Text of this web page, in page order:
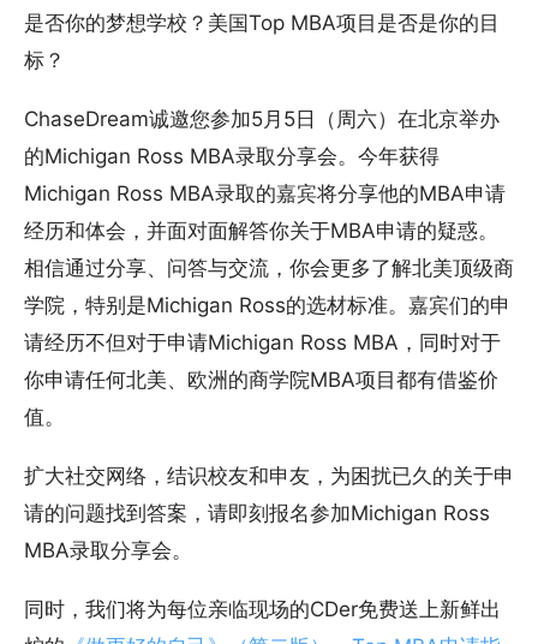
是否你的梦想学校？美国Top MBA项目是否是你的目
标？
ChaseDream诚邀您参加5月5日（周六）在北京举办
的Michigan Ross MBA录取分享会。今年获得
Michigan Ross MBA录取的嘉宾将分享他的MBA申请
经历和体会，并面对面解答你关于MBA申请的疑惑。
相信通过分享、问答与交流，你会更多了解北美顶级商
学院，特别是Michigan Ross的选材标准。嘉宾们的申
请经历不但对于申请Michigan Ross MBA，同时对于
你申请任何北美、欧洲的商学院MBA项目都有借鉴价
值。
扩大社交网络，结识校友和申友，为困扰已久的关于申
请的问题找到答案，请即刻报名参加Michigan Ross
MBA录取分享会。
同时，我们将为每位亲临现场的CDer免费送上新鲜出